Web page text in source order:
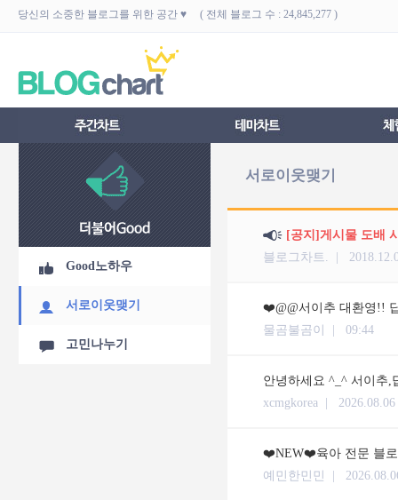
당신의 소중한 블로그를 위한 공간 ♥ ( 전체 블로그 수 : 24,845,277 )
Good노하우
서로이웃맺기
고민나누기
서로이웃맺기
[공지]게시물 도배
블로그차트. |
❤️@@서이추 대환영!!
물곰불곰이 | 09:44
안녕하세요 ^_^ 서이추,
xcmgkorea |
❤️NEW❤️육아 전문 블
예민한민민 |